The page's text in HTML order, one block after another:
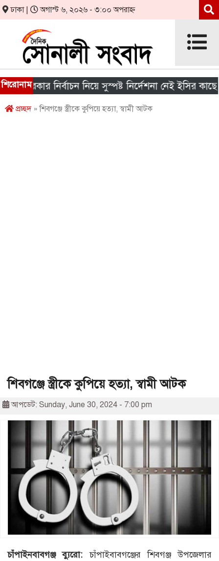
ঢাকা | অগাস্ট ৬, ২০২৬ - ৩:০০ অপরাহ্ন
শিরোনাম
সরকার নির্বাচন নিয়ে সুস্পষ্ট নির্দেশনা নেই ইসির কাছে
প্রচ্ছদ» শিবগঞ্জে স্ত্রীকে কুপিয়ে হত্যা, স্বামী আটক
শিবগঞ্জে স্ত্রীকে কুপিয়ে হত্যা, স্বামী আটক
আপডেট: Sunday, June 30, 2024 - 7:00 pm
চাঁপাইনবাবগঞ্জ ব্যুরো: চাঁপাইবাবগঞ্জের শিবগঞ্জ উপজেলার